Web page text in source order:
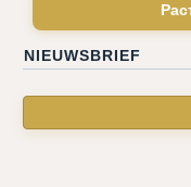
NIEUWSBRIEF